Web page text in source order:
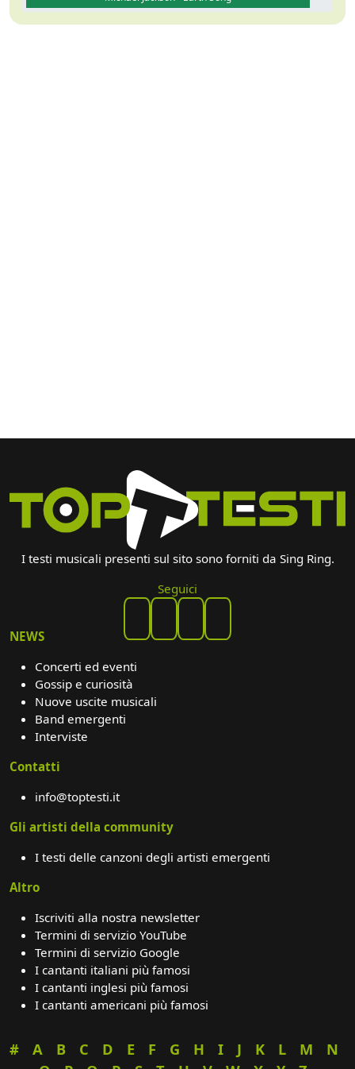
I testi musicali presenti sul sito sono forniti da Sing Ring.
Seguici
NEWS
Concerti ed eventi
Gossip e curiosità
Nuove uscite musicali
Band emergenti
Interviste
Contatti
info@toptesti.it
Gli artisti della community
I testi delle canzoni degli artisti emergenti
Altro
Iscriviti alla nostra newsletter
Termini di servizio YouTube
Termini di servizio Google
I cantanti italiani più famosi
I cantanti inglesi più famosi
I cantanti americani più famosi
# A B C D E F G H I J K L M
N